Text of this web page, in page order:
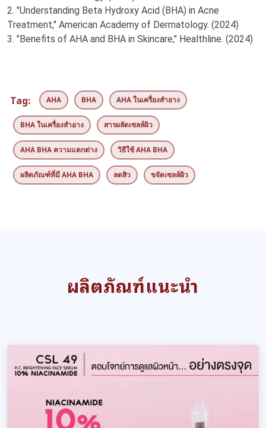
2. "Understanding Beta Hydroxy Acid (BHA) in Acne
Treatment," American Academy of Dermatology. (2024)
3. "Benefits of AHA and BHA in Skincare," Healthline. (2024)
Tag: AHA BHA AHA ในเครื่องสำอาง
BHA ในเครื่องสำอาง สารผลัดเซลล์ผิว
AHA BHA ความแตกต่าง วิธีใช้ AHA BHA
ผลิตภัณฑ์ที่มี AHA BHA ลดสิว ขจัดเซลล์ผิว
ผลิตภัณฑ์แนะนำ